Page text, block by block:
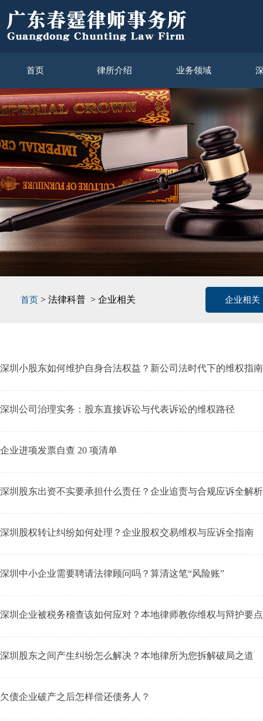
首页 律所介绍 业务领域
首页 > 法律科普 > 企业相关 企业相关
深圳小股东如何维护自身合法权益？新公司法时代下的维权指南
深圳公司治理实务：股东直接诉讼与代表诉讼的维权路径
企业进项发票自查 20 项清单
深圳股东出资不实要承担什么责任？企业追责与合规应诉全解析
深圳股权转让纠纷如何处理？企业股权交易维权与应诉全指南
深圳中小企业需要聘请法律顾问吗？算清这笔“风险账”
深圳企业被税务稽查该如何应对？本地律师教你维权与辩护要点
深圳股东之间产生纠纷怎么解决？本地律所为您拆解破局之道
欠债企业破产之后怎样偿还债务人？